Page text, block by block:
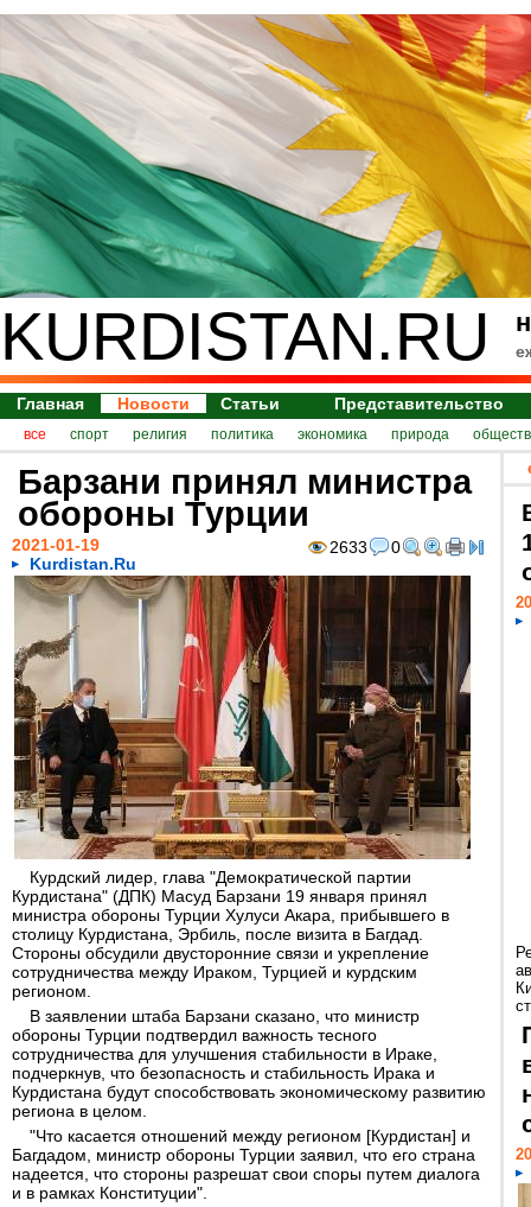
KURDISTAN.RU
Главная Новости Статьи Представительство
все спорт религия политика экономика природа
Барзани принял министра
обороны Турции
2633 0
2021-01-19
Kurdistan.Ru
Курдский лидер, глава "Демократической партии
Курдистана" (ДПК) Масуд Барзани 19 января принял
министра обороны Турции Хулуси Акара, прибывшего в
столицу Курдистана, Эрбиль, после визита в Багдад.
Стороны обсудили двусторонние связи и укрепление
сотрудничества между Ираком, Турцией и курдским
регионом.
В заявлении штаба Барзани сказано, что министр
обороны Турции подтвердил важность тесного
сотрудничества для улучшения стабильности в Ираке,
подчеркнув, что безопасность и стабильность Ирака и
Курдистана будут способствовать экономическому развитию
региона в целом.
"Что касается отношений между регионом [Курдистан] и
Багдадом, министр обороны Турции заявил, что его страна
надеется, что стороны разрешат свои споры путем диалога
и в рамках Конституции".